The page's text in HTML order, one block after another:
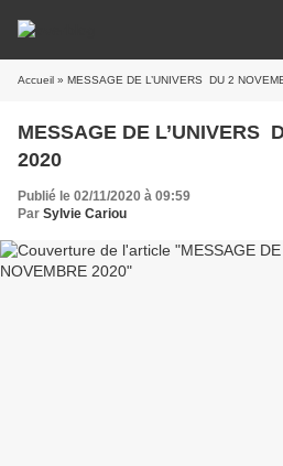
Accueil » MESSAGE DE L’UNIVERS DU 2
MESSAGE DE L’UNIVERS
2020
Publié le 02/11/2020 à 09:59
Par Sylvie Cariou